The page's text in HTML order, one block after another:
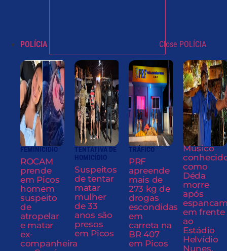
POLÍCIA Close POLÍCIA
FEMINICÍDIO
ROCAM
prende
em Picos
homem
suspeito
de
atropelar
e matar
ex-
companheira
TENTATIVA DE
HOMICÍDIO
Suspeitos
de tentar
matar
mulher
de 33
anos são
presos
em Picos
TRÁFICO
PRF
apreende
mais de
273 kg de
drogas
escondidas
em
carreta na
BR 407
em Picos
Músico
como
Déda
morre
após
em frente
ao
Estádio
Helvídio
Nunes,